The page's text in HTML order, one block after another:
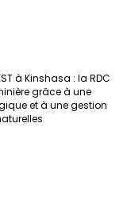
à Kinshasa : la RDC
grâce à une
et à une gestion